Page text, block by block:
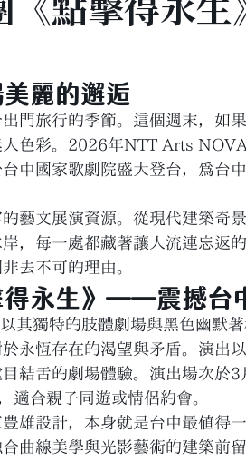
麗的邂逅
門旅行的季節。這個週末，如
色彩。2026年NTT Arts
中國家歌劇院盛大登台，為台
藝文展演資源。從現代建築奇
，每一處都藏著讓人流連忘返
去不可的理由。
得永生》——震撼台
其獨特的肢體劇場與黑色幽默
永恆存在的渴望與矛盾。演出
結舌的劇場體驗。演出場次於
合親子同遊或情侶約會。
雄設計，本身就是台中最值得
曲線美學與光影藝術的建築前